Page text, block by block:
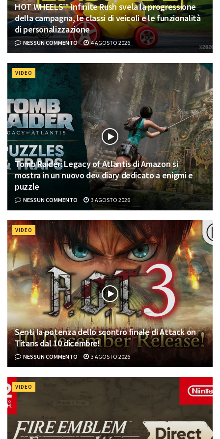
HOT WHEELS™ Infinite Rush svela la progressione
della campagna, le classi di veicoli e le funzionalità
di personalizzazione
NESSUN COMMENTO 4 AGOSTO 2026
VIDEO
Tomb Raider: Legacy of Atlantis di Amazon si
mostra in un nuovo dev diary dedicato a enigmi e
puzzle
NESSUN COMMENTO 3 AGOSTO 2026
VIDEO
Senti la potenza dello scontro finale di Attack on
Titans dal 10 dicembre!
NESSUN COMMENTO 3 AGOSTO 2026
VIDEO